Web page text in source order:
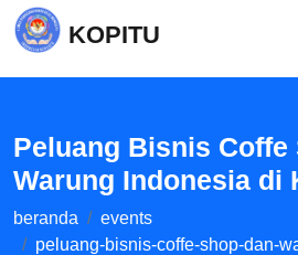
KOPITU
Peluang Bisnis Coffe
Warung Indonesia di
beranda
events
peluang-bisnis-coffe-shop-dan-